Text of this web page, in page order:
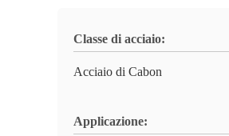
Classe di acciaio:
Acciaio di Cabon
Applicazione: